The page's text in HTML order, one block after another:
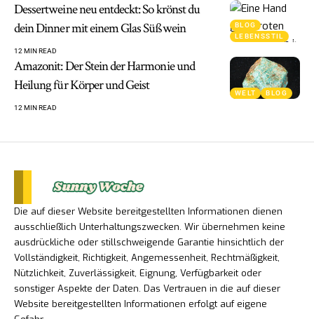
BLOG
LEBENSSTIL
Dessertweine neu entdeckt: So krönst du
dein Dinner mit einem Glas Süßwein
12 MIN READ
WELT BLOG
Amazonit: Der Stein der Harmonie und
Heilung für Körper und Geist
12 MIN READ
Die auf dieser Website bereitgestellten Informationen dienen
ausschließlich Unterhaltungszwecken. Wir übernehmen keine
ausdrückliche oder stillschweigende Garantie hinsichtlich der
Vollständigkeit, Richtigkeit, Angemessenheit, Rechtmäßigkeit,
Nützlichkeit, Zuverlässigkeit, Eignung, Verfügbarkeit oder
sonstiger Aspekte der Daten. Das Vertrauen in die auf dieser
Website bereitgestellten Informationen erfolgt auf eigene